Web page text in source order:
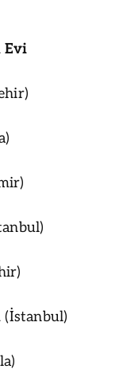
Evi
(İstanbul)